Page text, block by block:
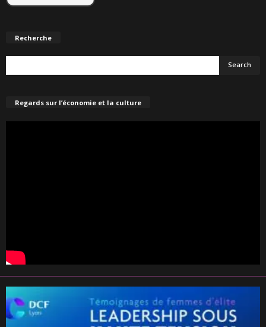
Recherche
Regards sur l’économie et la culture